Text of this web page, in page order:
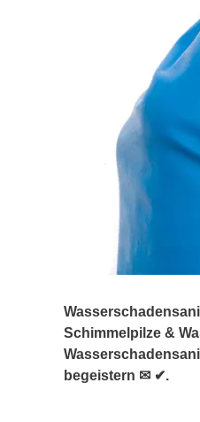
Schimmelpilze &
begeistern ✉ ✔.